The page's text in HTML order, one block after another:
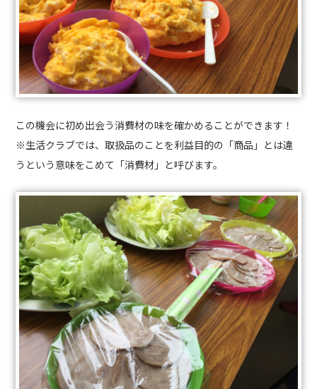
この機会に初め出会う消費材の味を確かめることができます！
※生活クラブでは、取扱品のことを利益目的の「商品」とは違
うという意味をこめて「消費材」と呼びます。